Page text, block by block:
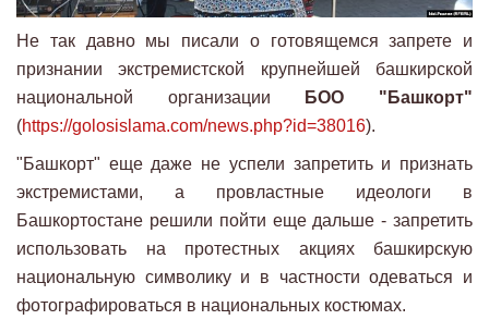
Не так давно мы писали о готовящемся запрете и
признании экстремистской крупнейшей башкирской
национальной организации БОО "Башкорт"
(https://golosislama.com/news.php?id=38016).
"Башкорт" еще даже не успели запретить и признать
экстремистами, а провластные идеологи в
Башкортостане решили пойти еще дальше - запретить
использовать на протестных акциях башкирскую
национальную символику и в частности одеваться и
фотографироваться в национальных костюмах.